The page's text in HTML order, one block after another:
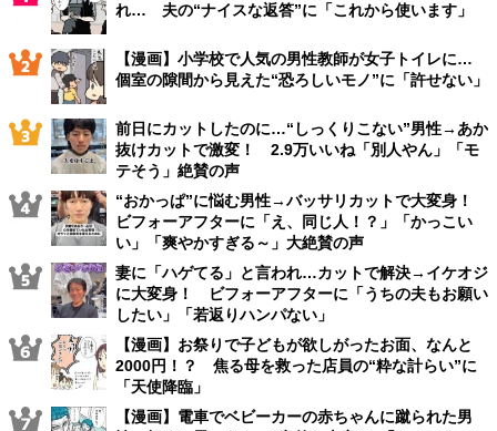
れ… 夫の“ナイスな返答”に「これから使います」
【漫画】小学校で人気の男性教師が女子トイレに…
個室の隙間から見えた“恐ろしいモノ”に「許せない」
前日にカットしたのに…“しっくりこない”男性→あか
抜けカットで激変！ 2.9万いいね「別人やん」「モ
テそう」絶賛の声
“おかっぱ”に悩む男性→バッサリカットで大変身！
ビフォーアフターに「え、同じ人！？」「かっこい
い」「爽やかすぎる～」大絶賛の声
妻に「ハゲてる」と言われ…カットで解決→イケオジ
に大変身！ ビフォーアフターに「うちの夫もお願い
したい」「若返りハンパない」
【漫画】お祭りで子どもが欲しがったお面、なんと
2000円！？ 焦る母を救った店員の“粋な計らい”に
「天使降臨」
【漫画】電車でベビーカーの赤ちゃんに蹴られた男